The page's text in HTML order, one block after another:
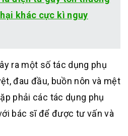
khác cực kì nguy
ra một số tác dụng phụ
đau đầu, buồn nôn và mệt
phải các tác dụng phụ
bác sĩ để được tư vấn và